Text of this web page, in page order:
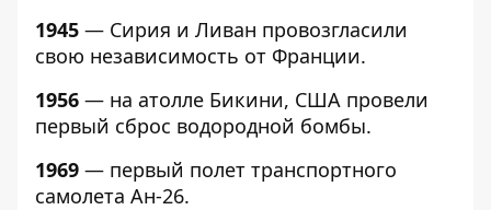
1945 — Сирия и Ливан провозгласили
свою независимость от Франции.
1956 — на атолле Бикини, США провели
первый сброс водородной бомбы.
1969 — первый полет транспортного
самолета Ан-26.